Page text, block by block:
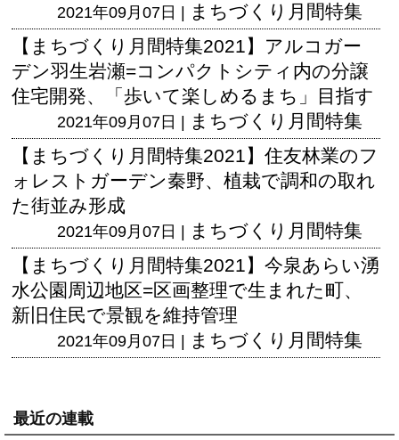
2021年09月07日 |
まちづくり月間特集
【まちづくり月間特集2021】アルコガー
デン羽生岩瀬=コンパクトシティ内の分譲
住宅開発、「歩いて楽しめるまち」目指す
2021年09月07日 |
まちづくり月間特集
【まちづくり月間特集2021】住友林業のフ
ォレストガーデン秦野、植栽で調和の取れ
た街並み形成
2021年09月07日 |
まちづくり月間特集
【まちづくり月間特集2021】今泉あらい湧
水公園周辺地区=区画整理で生まれた町、
新旧住民で景観を維持管理
2021年09月07日 | まちづくり月間特集
最近の連載